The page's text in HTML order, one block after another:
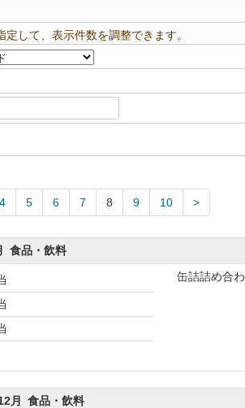
して、表示件数を調整できます。
4 5 6 7 8 9 10
食品・飲料
缶詰詰め合
月 食品・飲料